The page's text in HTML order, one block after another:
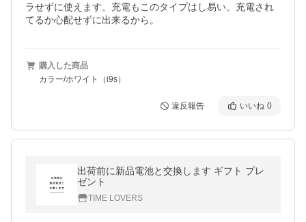
ラせずに使えます。充電もこのタイプはし易い。充電され
てるか心配せずに出来るから。
購入した商品
カラー/ホワイト（i9s）
違反報告 いいね 0
出荷前に新品電池と交換します ギフト プレ
ゼント
TIME LOVERS